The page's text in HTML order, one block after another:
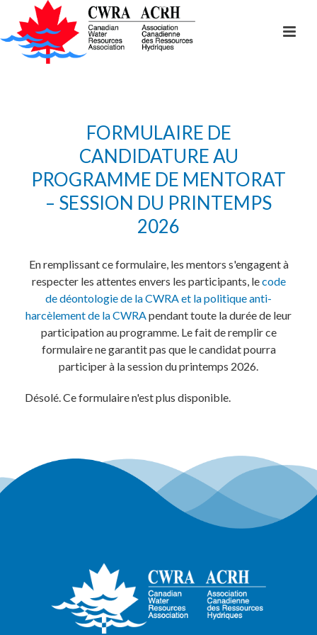
FORMULAIRE DE
CANDIDATURE AU
PROGRAMME DE MENTORAT
– SESSION DU PRINTEMPS
2026
En remplissant ce formulaire, les mentors s'engagent à
respecter les attentes envers les participants, lecode
de déontologie de la CWRA et la politique anti-
harcèlement de la CWRApendant toute la durée de leur
participation au programme. Le fait de remplir ce
formulaire ne garantit pas que le candidat pourra
participer à la session du printemps 2026.
Désolé. Ce formulaire n'est plus disponible.